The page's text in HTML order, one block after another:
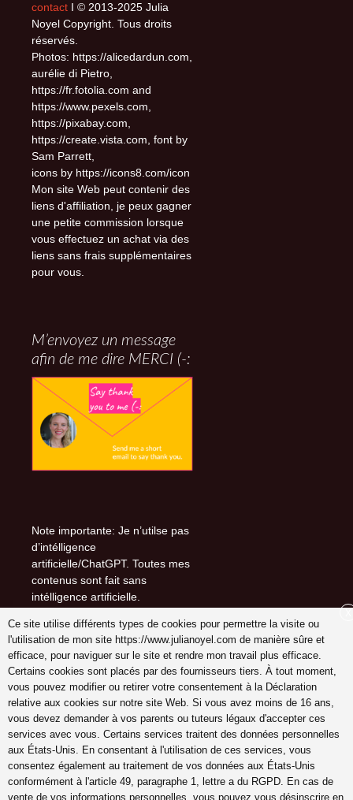
contact I © 2013-2025 Julia
Noyel Copyright. Tous droits
réservés.
Photos: https://alicedardun.com,
aurélie di Pietro,
https://fr.fotolia.com and
https://www.pexels.com,
https://pixabay.com,
https://create.vista.com, font by
Sam Parrett,
icons by https://icons8.com/icon
Mon site Web peut contenir des
liens d'affiliation, je peux gagner
une petite commission lorsque
vous effectuez un achat via des
liens sans frais supplémentaires
pour vous.
M’envoyez un message
afin de me dire MERCI (-:
Note importante: Je n’utilse pas
d’intélligence
artificielle/ChatGPT. Toutes mes
contenus sont fait sans
intélligence artificielle.
Suivez-moi sur (-:
youtube
INSTAGRAM
Pinterest
coach en gestion émotions,
Ce site utilise différents types de cookies pour permettre la visite ou
l'utilisation de mon site https://www.julianoyel.com de manière sûre et
efficace, pour naviguer sur le site et rendre mon travail plus efficace.
Certains cookies sont placés par des fournisseurs tiers. À tout moment,
vous pouvez modifier ou retirer votre consentement à la Déclaration
relative aux cookies sur notre site Web. Si vous avez moins de 16 ans,
vous devez demander à vos parents ou tuteurs légaux d'accepter ces
services avec vous. Certains services traitent des données personnelles
aux États-Unis. En consentant à l'utilisation de ces services, vous
consentez également au traitement de vos données aux États-Unis
conformément à l'article 49, paragraphe 1, lettre a du RGPD. En cas de
vente de vos informations personnelles, vous pouvez vous désinscrire en